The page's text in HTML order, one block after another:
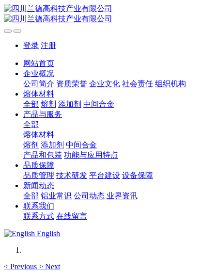
登录 注册
网站首页
企业概况
公司简介 资质荣誉 企业文化 社会责任 组织机构
熔体材料
全部 熔剂 添加剂 中间合金
产品与服务
全部
熔体材料
熔剂 添加剂 中间合金
产品和包装 功能与应用特点
品质保障
品质管理 技术研发 平台建设 设备保障
新闻动态
全部 铝业常识 公司动态 业界资讯
联系我们
联系方式 在线留言
English
< Previous > Next